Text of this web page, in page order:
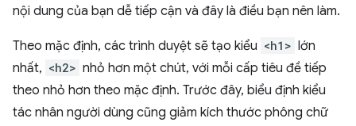
nội dung của bạn dễ tiếp cận và đây là điều bạn nên làm.
Theo mặc định, các trình duyệt sẽ tạo kiểu <h1> lớn
nhất, <h2> nhỏ hơn một chút, với mỗi cấp tiêu đề tiếp
theo nhỏ hơn theo mặc định. Trước đây, biểu định kiểu
tác nhân người dùng cũng giảm kích thước phông chữ